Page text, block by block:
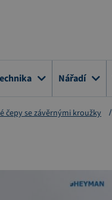
Nářadí
čepy se závěrnými kroužky